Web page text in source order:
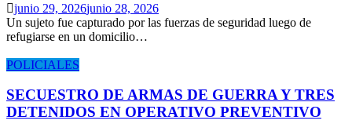
junio 29, 2026junio 28, 2026
Un sujeto fue capturado por las fuerzas de seguridad luego de
refugiarse en un domicilio…
POLICIALES
SECUESTRO DE ARMAS DE GUERRA Y TRES
DETENIDOS EN OPERATIVO PREVENTIVO